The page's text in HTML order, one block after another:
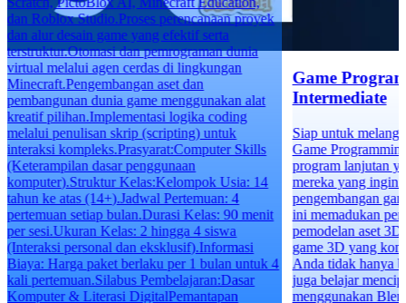
dan Roblox Studio.Proses perencanaan proyek
dan alur desain game yang efektif serta
terstruktur.Otomasi dan pemrograman dunia
virtual melalui agen cerdas di lingkungan
Minecraft.Pengembangan aset dan
pembangunan dunia game menggunakan alat
kreatif pilihan.Implementasi logika coding
melalui penulisan skrip (scripting) untuk
interaksi kompleks.Prasyarat:Computer Skills
(Keterampilan dasar penggunaan
komputer).Struktur Kelas:Kelompok Usia: 14
tahun ke atas (14+).Jadwal Pertemuan: 4
pertemuan setiap bulan.Durasi Kelas: 90 menit
per sesi.Ukuran Kelas: 2 hingga 4 siswa
(Interaksi personal dan eksklusif).Informasi
Biaya: Harga paket berlaku per 1 bulan untuk 4
kali pertemuan.Silabus Pembelajaran:Dasar
Komputer & Literasi DigitalPemantapan
Game
Intermediate
Siap untuk
Game
program lanjutan
mereka yang ingin
pengembangan
ini memadukan
pemodelan aset
game 3D yang
Anda tidak hanya
juga belajar
menggunakan